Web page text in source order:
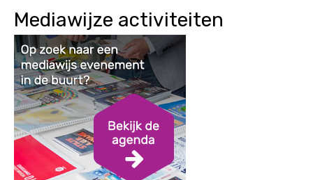
Mediawijze activiteiten